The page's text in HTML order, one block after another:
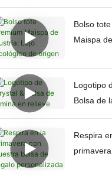
Bolso
Maispa
origen
Logotipo
Bolsa de
relieve
Respira